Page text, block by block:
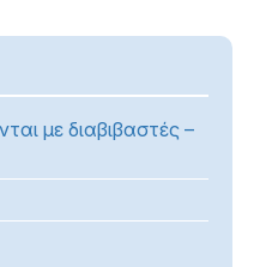
με διαβιβαστές –